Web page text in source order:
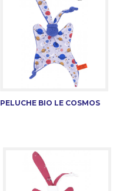
PELUCHE BIO LE COSMOS